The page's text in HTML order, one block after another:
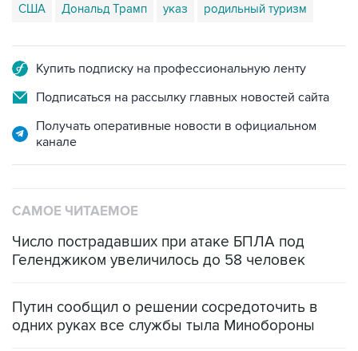
США Дональд Трамп указ родильный туризм
Купить подписку на профессиональную ленту
Подписаться на рассылку главных новостей сайта
Получать оперативные новости в официальном
канале
САМОЕ ЧИТАЕМОЕ
Число пострадавших при атаке БПЛА под
Геленджиком увеличилось до 58 человек
Путин сообщил о решении сосредоточить в
одних руках все службы тыла Минобороны